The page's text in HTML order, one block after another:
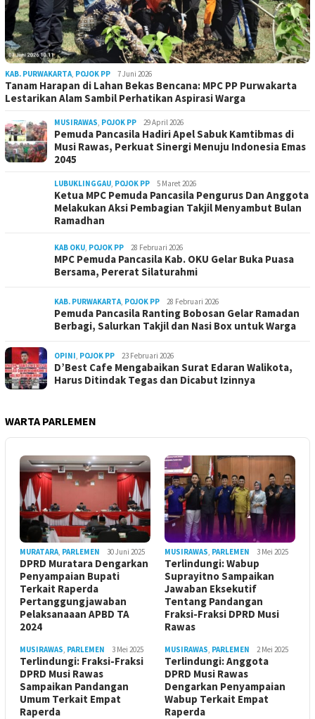
KAB. PURWAKARTA POJOK PP 7 Juni 2026
Tanam Harapan di Lahan Bekas Bencana: MPC PP Purwakarta
Lestarikan Alam Sambil Perhatikan Aspirasi Warga
MUSIRAWAS POJOK PP 29 April 2026
Pemuda Pancasila Hadiri Apel Sabuk Kamtibmas di
Musi Rawas, Perkuat Sinergi Menuju Indonesia Emas
2045
LUBUKLINGGAU POJOK PP 5 Maret 2026
Ketua MPC Pemuda Pancasila Pengurus Dan Anggota
Melakukan Aksi Pembagian Takjil Menyambut Bulan
Ramadhan
KAB OKU POJOK PP 28 Februari 2026
MPC Pemuda Pancasila Kab. OKU Gelar Buka Puasa
Bersama, Pererat Silaturahmi
KAB. PURWAKARTA POJOK PP 28 Februari 2026
Pemuda Pancasila Ranting Bobosan Gelar Ramadan
Berbagi, Salurkan Takjil dan Nasi Box untuk Warga
OPINI POJOK PP 23 Februari 2026
D’Best Cafe Mengabaikan Surat Edaran Walikota,
Harus Ditindak Tegas dan Dicabut Izinnya
WARTA PARLEMEN
MURATARA PARLEMEN 30 Juni 2025
DPRD Muratara Dengarkan
Penyampaian Bupati
Terkait Raperda
Pertanggungjawaban
Pelaksanaaan APBD TA
2024
MUSIRAWAS PARLEMEN 3 Mei 2025
Terlindungi: Wabup
Suprayitno Sampaikan
Jawaban Eksekutif
Tentang Pandangan
Fraksi-Fraksi DPRD Musi
Rawas
MUSIRAWAS PARLEMEN 3 Mei 2025
Terlindungi: Fraksi-Fraksi
DPRD Musi Rawas
Sampaikan Pandangan
Umum Terkait Empat
Raperda
MUSIRAWAS PARLEMEN 2 Mei 2025
Terlindungi: Anggota
DPRD Musi Rawas
Dengarkan Penyampaian
Wabup Terkait Empat
Raperda